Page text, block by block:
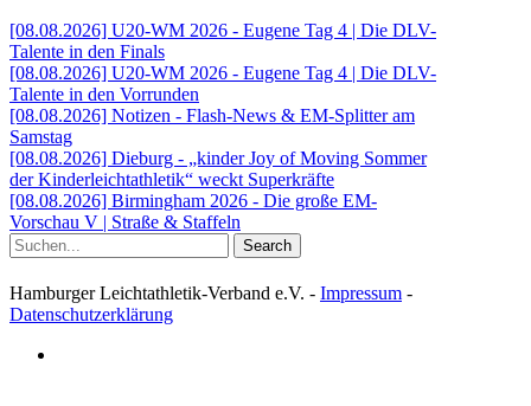
[08.08.2026] U20-WM 2026 - Eugene Tag 4 | Die DLV-
Talente in den Finals
[08.08.2026] U20-WM 2026 - Eugene Tag 4 | Die DLV-
Talente in den Vorrunden
[08.08.2026] Notizen - Flash-News & EM-Splitter am
Samstag
[08.08.2026] Dieburg - „kinder Joy of Moving Sommer
der Kinderleichtathletik“ weckt Superkräfte
[08.08.2026] Birmingham 2026 - Die große EM-
Vorschau V | Straße & Staffeln
Search
Hamburger Leichtathletik-Verband e.V. - Impressum -
Datenschutzerklärung